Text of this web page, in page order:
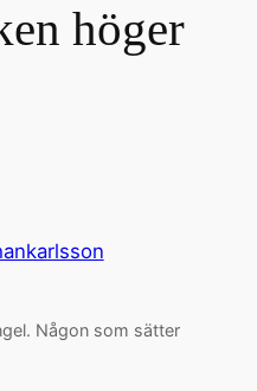
höger
Någon som sätter